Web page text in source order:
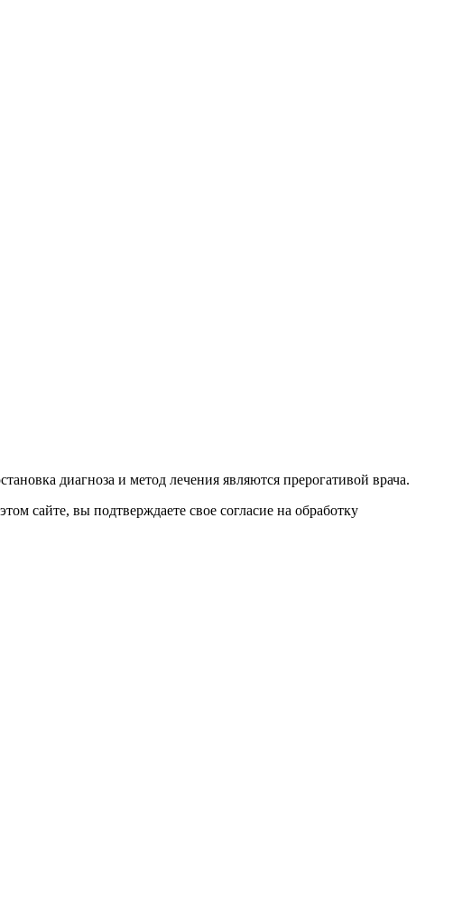
диагноза и метод лечения являются прерогативой врача.
сайте, вы подтверждаете свое согласие на обработку